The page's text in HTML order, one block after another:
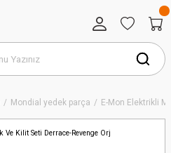
Mondial yedek parça E-Mon Elektrikli